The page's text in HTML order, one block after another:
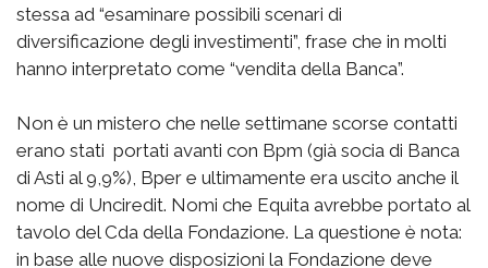
stessa ad “esaminare possibili scenari di
diversificazione degli investimenti”, frase che in molti
hanno interpretato come “vendita della Banca”.
Non è un mistero che nelle settimane scorse contatti
erano stati portati avanti con Bpm (già socia di Banca
di Asti al 9,9%), Bper e ultimamente era uscito anche il
nome di Unciredit. Nomi che Equita avrebbe portato al
tavolo del Cda della Fondazione. La questione è nota:
in base alle nuove disposizioni la Fondazione deve